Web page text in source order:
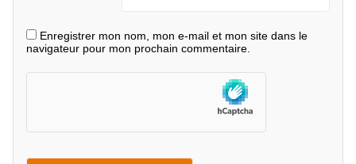
Enregistrer mon nom, mon e-mail et mon site dans le
navigateur pour mon prochain commentaire.